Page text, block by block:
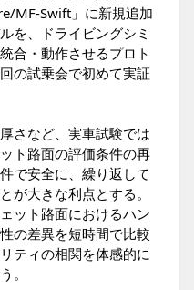
MF-Swift」に新規追加
を、ドライビングシミ
合・動作させるプロト
の試乗会で初めて実証
さなど、実車試験では
ト路面の評価条件の再
で安全に、繰り返して
が大きな利点とする。
ット路面におけるハン
の差異を短時間で比較
ティの相関を体感的に
。